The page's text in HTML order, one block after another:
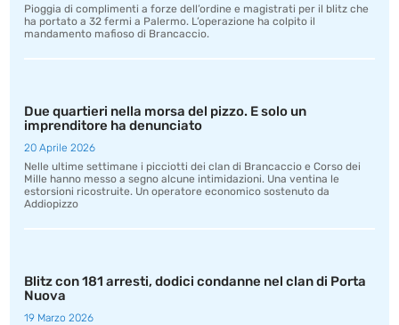
Pioggia di complimenti a forze dell’ordine e magistrati per il blitz che
ha portato a 32 fermi a Palermo. L’operazione ha colpito il
mandamento mafioso di Brancaccio.
Due quartieri nella morsa del pizzo. E solo un
imprenditore ha denunciato
20 Aprile 2026
Nelle ultime settimane i picciotti dei clan di Brancaccio e Corso dei
Mille hanno messo a segno alcune intimidazioni. Una ventina le
estorsioni ricostruite. Un operatore economico sostenuto da
Addiopizzo
Blitz con 181 arresti, dodici condanne nel clan di Porta
Nuova
19 Marzo 2026